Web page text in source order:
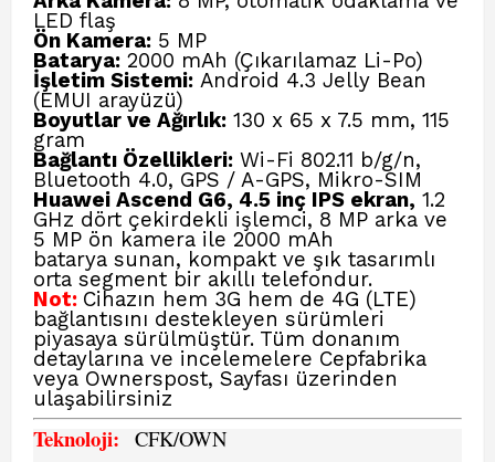
LED flaş
Ön Kamera: 5 MP
Batarya: 2000 mAh (Çıkarılamaz Li-Po)
İşletim Sistemi: Android 4.3 Jelly Bean
(EMUI arayüzü)
Boyutlar ve Ağırlık: 130 x 65 x 7.5 mm, 115
gram
Bağlantı Özellikleri: Wi-Fi 802.11 b/g/n,
Bluetooth 4.0, GPS / A-GPS, Mikro-SIM
Huawei Ascend G6, 4.5 inç IPS ekran, 1.2
GHz dört çekirdekli işlemci, 8 MP arka ve
5 MP ön kamera ile 2000 mAh
batarya sunan, kompakt ve şık tasarımlı
orta segment bir akıllı telefondur.
Not: Cihazın hem 3G hem de 4G (LTE)
bağlantısını destekleyen sürümleri
piyasaya sürülmüştür. Tüm donanım
detaylarına ve incelemelere Cepfabrika
veya Ownerspost, Sayfası üzerinden
ulaşabilirsiniz
Teknoloji: CFK/OWN